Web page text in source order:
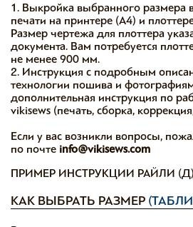
1. Выкройка выбранного размера
печати на принтере (А4) и
Размер чертежа для плоттера
документа. Вам потребуется
не менее 900 мм.
2. Инструкция с подробным
технологии пошива и
дополнительная инструкция по
vikisews (печать, сборка,
Если у вас возникли вопросы,
по почте info@vikisews.com
ПРИМЕР ИНСТРУКЦИИ РАЙЛИ (Д)
КАК ВЫБРАТЬ РАЗМЕР